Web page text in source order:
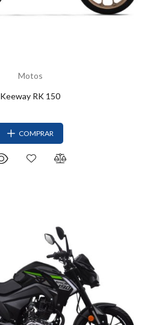
Motos
Keeway RK 150
COMPRAR